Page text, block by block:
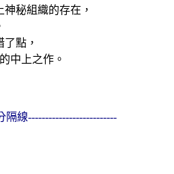
秘組織的存在，
點，
中上之作。
隔線--------------------------